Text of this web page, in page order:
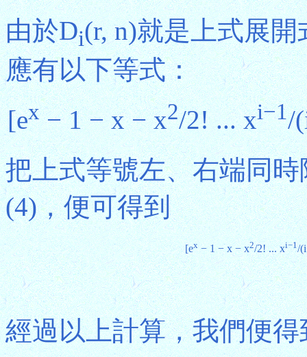
由於Di(r, n)就是上式展開
應有以下等式：
[ex− 1 − x − x2/2! ... xi−1/
把上式等號左、右端同
(4)，便可得到
[ex− 1 − x − x2/2! ... xi−1/
經過以上計算，我們便得